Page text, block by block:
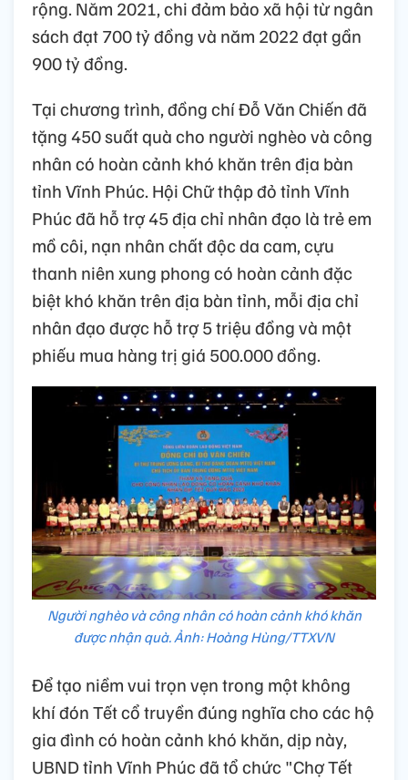
rộng. Năm 2021, chi đảm bảo xã hội từ ngân
sách đạt 700 tỷ đồng và năm 2022 đạt gần
900 tỷ đồng.
Tại chương trình, đồng chí Đỗ Văn Chiến đã
tặng 450 suất quà cho người nghèo và công
nhân có hoàn cảnh khó khăn trên địa bàn
tỉnh Vĩnh Phúc. Hội Chữ thập đỏ tỉnh Vĩnh
Phúc đã hỗ trợ 45 địa chỉ nhân đạo là trẻ em
mồ côi, nạn nhân chất độc da cam, cựu
thanh niên xung phong có hoàn cảnh đặc
biệt khó khăn trên địa bàn tỉnh, mỗi địa chỉ
nhân đạo được hỗ trợ 5 triệu đồng và một
phiếu mua hàng trị giá 500.000 đồng.
Người nghèo và công nhân có hoàn cảnh khó khăn
được nhận quà. Ảnh: Hoàng Hùng/TTXVN
Để tạo niềm vui trọn vẹn trong một không
khí đón Tết cổ truyền đúng nghĩa cho các hộ
gia đình có hoàn cảnh khó khăn, dịp này,
UBND tỉnh Vĩnh Phúc đã tổ chức "Chợ Tết